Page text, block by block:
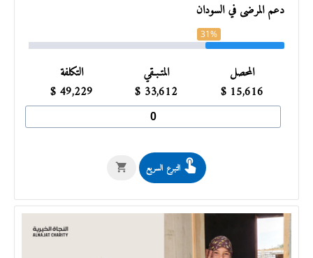
دعم المرضى في السودان
31%
المحصل
15,616
$
المتـبـقي
33,612
$
التكلفة
49,229
$
التبرع السريع